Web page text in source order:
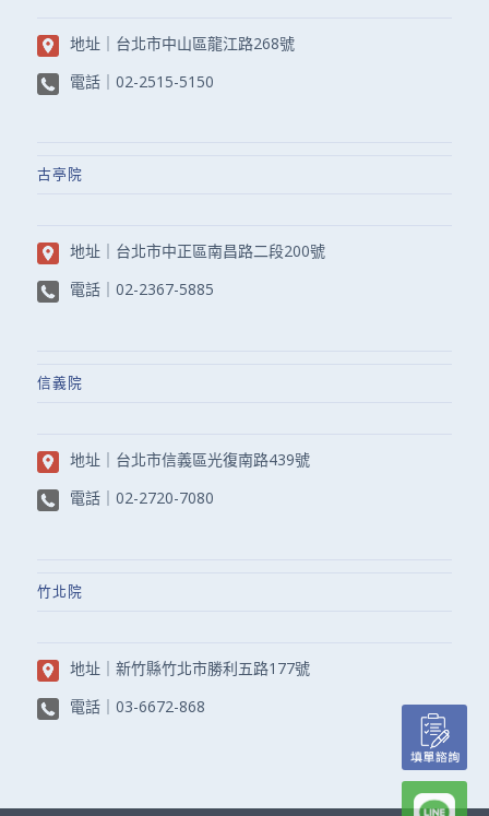
地址｜ 台北市中山區龍江路268號
電話｜ 02-2515-5150
古亭院
地址｜ 台北市中正區南昌路二段200號
電話｜ 02-2367-5885
信義院
地址｜ 台北市信義區光復南路439號
電話｜ 02-2720-7080
竹北院
地址｜ 新竹縣竹北市勝利五路177號
電話｜ 03-6672-868